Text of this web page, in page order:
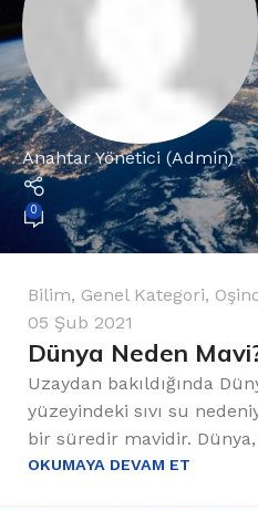
Anahtar Yönetici (Admin)
0
Bilim, Genel Kategori,
05 Şub 2021
Dünya Neden
Uzaydan bakıldığında
yüzeyindeki sıvı su
bir süredir mavidir.
OKUMAYA DEVAM ET